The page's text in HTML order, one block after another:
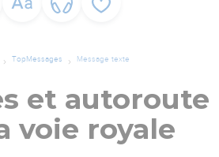
TopMessages Message texte
et autoroute
voie royale